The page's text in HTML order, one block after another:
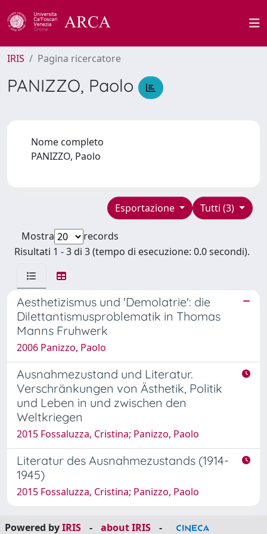
IRIS Pagina ricercatore
PANIZZO, Paolo
Nome completo
PANIZZO, Paolo
Tutti (3)
Esportazione
Mostra
records
Risultati 1 - 3 di 3 (tempo di esecuzione: 0.0 secondi).
Aesthetizismus und 'Demolatrie': die
Dilettantismusproblematik in Thomas
Manns Fruhwerk
2006 Panizzo, Paolo
Ausnahmezustand und Literatur.
Verschränkungen von Ästhetik, Politik
und Leben in und zwischen den
Weltkriegen
2015 Fossaluzza, Cristina; Panizzo, Paolo
Literatur des Ausnahmezustands (1914-
1945)
2015 Fossaluzza, Cristina; Panizzo, Paolo
Powered byIRIS - about IRIS -